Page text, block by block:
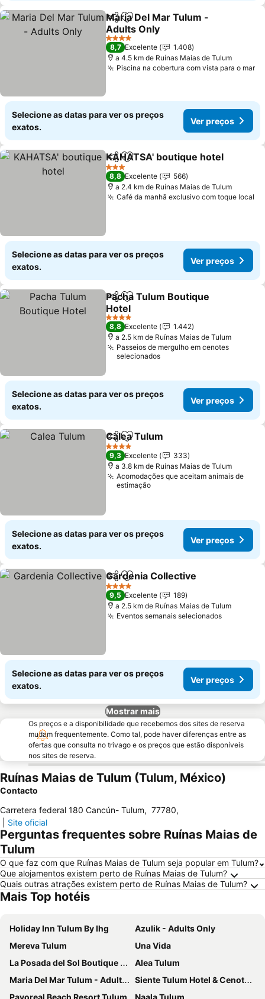
PartilharAdicionar aos favoritos
Maria Del Mar Tulum -
Adults Only
4 Estrelas
8,7 Excelente
1.408
a 4.5 km de Ruínas Maias de Tulum
Piscina na cobertura com vista para o mar
Selecione as datas para ver os preços
exatos.
Ver preços
PartilharAdicionar aos favoritos
KAHATSA' boutique hotel
3 Estrelas
8,8 Excelente
566
a 2.4 km de Ruínas Maias de Tulum
Café da manhã exclusivo com toque local
Selecione as datas para ver os preços
exatos.
Ver preços
PartilharAdicionar aos favoritos
Pacha Tulum Boutique
Hotel
4 Estrelas
8,8 Excelente
1.442
a 2.5 km de Ruínas Maias de Tulum
Passeios de mergulho em cenotes
selecionados
Selecione as datas para ver os preços
exatos.
Ver preços
PartilharAdicionar aos favoritos
Calea Tulum
4 Estrelas
9,3 Excelente
333
a 3.8 km de Ruínas Maias de Tulum
Acomodações que aceitam animais de
estimação
Selecione as datas para ver os preços
exatos.
Ver preços
PartilharAdicionar aos favoritos
Gardenia Collective
4 Estrelas
9,5 Excelente
189
a 2.5 km de Ruínas Maias de Tulum
Eventos semanais selecionados
Selecione as datas para ver os preços
exatos.
Ver preços
Mostrar mais
Os preços e a disponibilidade que recebemos dos sites de reserva
mudam frequentemente. Como tal, pode haver diferenças entre as
ofertas que consulta no trivago e os preços que estão disponíveis
nos sites de reserva.
Ruínas Maias de Tulum (Tulum, México)
Contacto
Carretera federal 180 Cancún- Tulum, 77780,
Site oficial
Perguntas frequentes sobre Ruínas Maias de
Tulum
O que faz com que Ruínas Maias de Tulum seja popular em Tulum?
Que alojamentos existem perto de Ruínas Maias de Tulum?
Quais outras atrações existem perto de Ruínas Maias de Tulum?
Mais Top hotéis
Holiday Inn Tulum By Ihg
Azulik - Adults Only
Mereva Tulum
Una Vida
La Posada del Sol Boutique Hotel Tulum
Alea Tulum
Maria Del Mar Tulum - Adults Only
Siente Tulum Hotel & Cenote Club
Pavoreal Beach Resort Tulum
Naala Tulum